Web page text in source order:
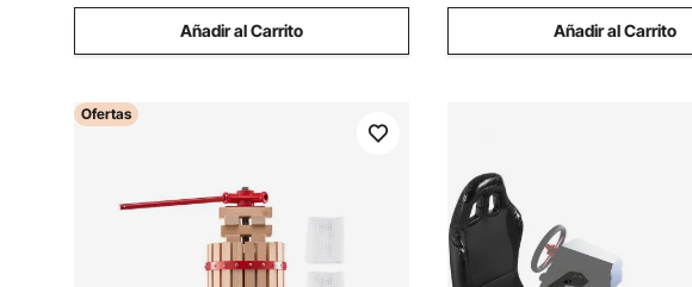
Añadir al Carrito Añadir al Carrito
Ofertas